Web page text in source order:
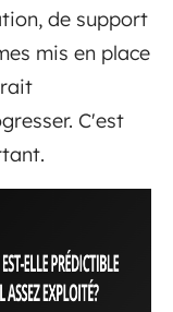
de support
mis en place
C'est